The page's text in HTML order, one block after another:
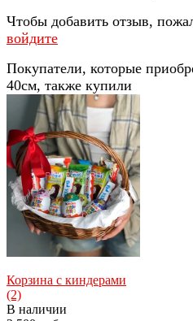
Чтобы добавить отзыв,
войдите
Покупатели, которые
40см, также купили
Корзина с киндерами
(2)
В наличии